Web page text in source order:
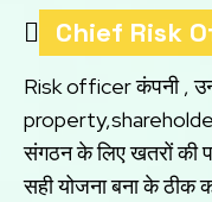
 Chief Risk
Risk officer कंपनी ,
संगठन के लिए खतरों की
सही योजना बना के